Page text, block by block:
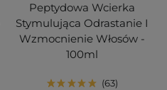
Peptydowa Wcierka
Stymulująca Odrastanie I
Wzmocnienie Włosów -
100ml
63